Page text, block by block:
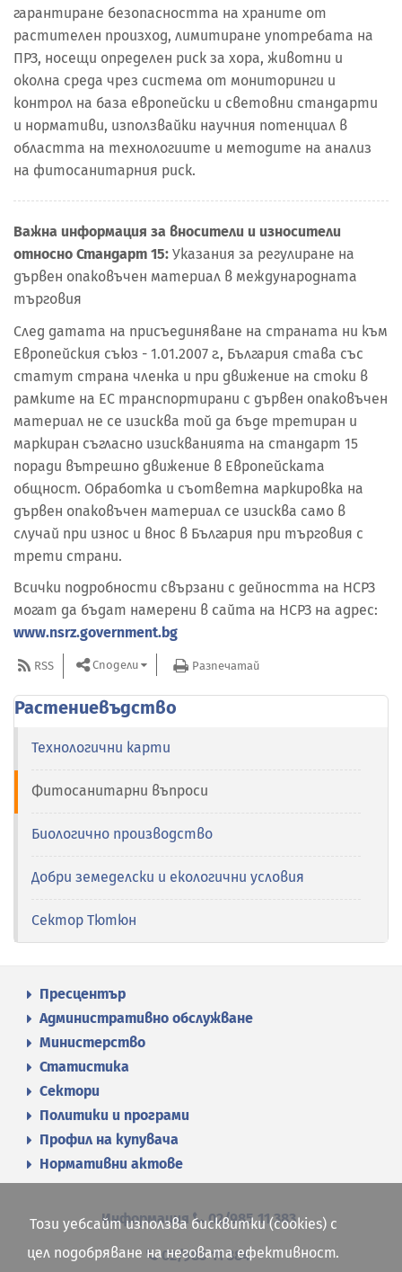
гарантиране безопасността на храните от
растителен произход, лимитиране употребата на
ПРЗ, носещи определен риск за хора, животни и
околна среда чрез система от мониторинги и
контрол на база европейски и световни стандарти
и нормативи, използвайки научния потенциал в
областта на технологиите и методите на анализ
на фитосанитарния риск.
Важна информация за вносители и износители
относно Стандарт 15: Указания за регулиране на
дървен опаковъчен материал в международната
търговия
След датата на присъединяване на страната ни към
Европейския съюз - 1.01.2007 г., България става със
статут страна членка и при движение на стоки в
рамките на ЕС транспортирани с дървен опаковъчен
материал не се изисква той да бъде третиран и
маркиран съгласно изискванията на стандарт 15
поради вътрешно движение в Европейската
общност. Обработка и съответна маркировка на
дървен опаковъчен материал се изисква само в
случай при износ и внос в България при търговия с
трети страни.
Всички подробности свързани с дейността на НСРЗ
могат да бъдат намерени в сайта на НСРЗ на адрес:
www.nsrz.government.bg
RSS Сподели Разпечатай
Растениевъдство
Технологични карти
Фитосанитарни въпроси
Биологично производство
Добри земеделски и екологични условия
Сектор Тютюн
Пресцентър
Административно обслужване
Министерство
Статистика
Сектори
Политики и програми
Профил на купувача
Нормативни актове
Информация 02/985 11 383
02/985 11 384
Този уебсайт използва бисквитки (cookies) с
цел подобряване на неговата ефективност.